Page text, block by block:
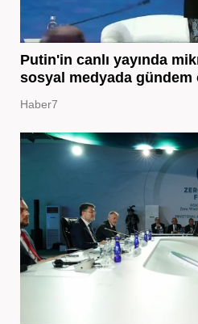
Putin'in canlı yayında
sosyal medyada gündem
Haber7